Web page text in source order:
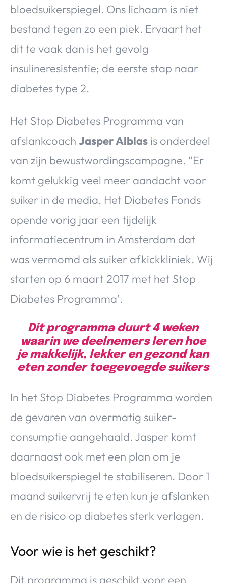
bloedsuikerspiegel. Ons lichaam is niet
bestand tegen zo een piek. Ervaart het
dit te vaak dan is het gevolg
insulineresistentie; de eerste stap naar
diabetes type 2.
Het Stop Diabetes Programma van
afslankcoach Jasper Alblas is onderdeel
van zijn bewustwordingscampagne. “Er
komt gelukkig veel meer aandacht voor
suiker in de media. Het Diabetes Fonds
opende vorig jaar een tijdelijk
informatiecentrum in Amsterdam dat
was vermomd als suiker afkickkliniek. Wij
starten op 6 maart 2017 met het Stop
Diabetes Programma’.
Dit programma duurt 4 weken
waarin we deelnemers leren hoe
je makkelijk, lekker en gezond kan
eten zonder toegevoegde suikers
In het Stop Diabetes Programma worden
de gevaren van overmatig suiker-
consumptie aangehaald. Jasper komt
daarnaast ook met een plan om je
bloedsuikerspiegel te stabiliseren. Door 1
maand suikervrij te eten kun je afslanken
en de risico op diabetes sterk verlagen.
Voor wie is het geschikt?
Dit programma is geschikt voor een